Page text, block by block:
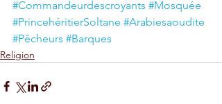
#Commandeurdescroyants #Mosquée
#PrincehéritierSoltane #Arabiesaoudite
#Pêcheurs #Barques
Religion